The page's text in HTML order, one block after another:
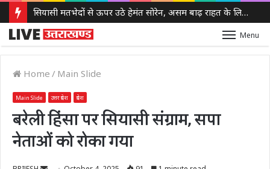
सियासी मतभेदों से ऊपर उठे हेमंत सोरेन, असम बाढ़ राहत के लिए भेजे 3 करोड़ रुपये
Menu
Home / Main Slide
Main Slide उत्तर प्रदेश प्रदेश
बरेली हिंसा पर सियासी संग्राम, सपा
नेताओं को रोका गया